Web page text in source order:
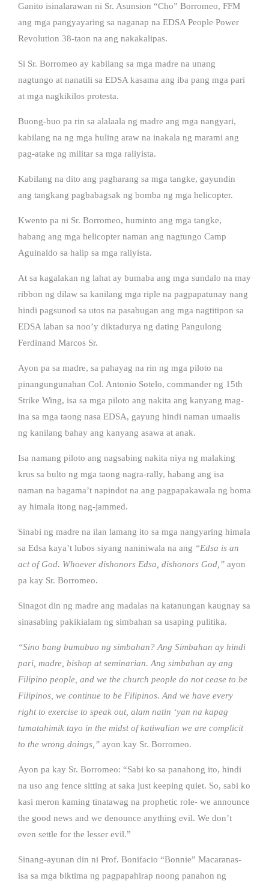
Ganito isinalarawan ni Sr. Asunsion “Cho” Borromeo, FFM
ang mga pangyayaring sa naganap na EDSA People Power
Revolution 38-taon na ang nakakalipas.
Si Sr. Borromeo ay kabilang sa mga madre na unang
nagtungo at nanatili sa EDSA kasama ang iba pang mga pari
at mga nagkikilos protesta.
Buong-buo pa rin sa alalaala ng madre ang mga nangyari,
kabilang na ng mga huling araw na inakala ng marami ang
pag-atake ng militar sa mga raliyista.
Kabilang na dito ang pagharang sa mga tangke, gayundin
ang tangkang pagbabagsak ng bomba ng mga helicopter.
Kwento pa ni Sr. Borromeo, huminto ang mga tangke,
habang ang mga helicopter naman ang nagtungo Camp
Aguinaldo sa halip sa mga raliyista.
At sa kagalakan ng lahat ay bumaba ang mga sundalo na may
ribbon ng dilaw sa kanilang mga riple na pagpapatunay nang
hindi pagsunod sa utos na pasabugan ang mga nagtitipon sa
EDSA laban sa noo’y diktadurya ng dating Pangulong
Ferdinand Marcos Sr.
Ayon pa sa madre, sa pahayag na rin ng mga piloto na
pinangungunahan Col. Antonio Sotelo, commander ng 15th
Strike Wing, isa sa mga piloto ang nakita ang kanyang mag-
ina sa mga taong nasa EDSA, gayung hindi naman umaalis
ng kanilang bahay ang kanyang asawa at anak.
Isa namang piloto ang nagsabing nakita niya ng malaking
krus sa bulto ng mga taong nagra-rally, habang ang isa
naman na bagama’t napindot na ang pagpapakawala ng boma
ay himala itong nag-jammed.
Sinabi ng madre na ilan lamang ito sa mga nangyaring himala
sa Edsa kaya’t lubos siyang naniniwala na ang “Edsa is an
act of God. Whoever dishonors Edsa, dishonors God,” ayon
pa kay Sr. Borromeo.
Sinagot din ng madre ang madalas na katanungan kaugnay sa
sinasabing pakikialam ng simbahan sa usaping pulitika.
“Sino bang bumubuo ng simbahan? Ang Simbahan ay hindi
pari, madre, bishop at seminarian. Ang simbahan ay ang
Filipino people, and we the church people do not cease to be
Filipinos, we continue to be Filipinos. And we have every
right to exercise to speak out, alam natin ‘yan na kapag
tumatahimik tayo in the midst of katiwalian we are complicit
to the wrong doings,” ayon kay Sr. Borromeo.
Ayon pa kay Sr. Borromeo: “Sabi ko sa panahong ito, hindi
na uso ang fence sitting at saka just keeping quiet. So, sabi ko
kasi meron kaming tinatawag na prophetic role- we announce
the good news and we denounce anything evil. We don’t
even settle for the lesser evil.”
Sinang-ayunan din ni Prof. Bonifacio “Bonnie” Macaranas-
isa sa mga biktima ng pagpapahirap noong panahon ng